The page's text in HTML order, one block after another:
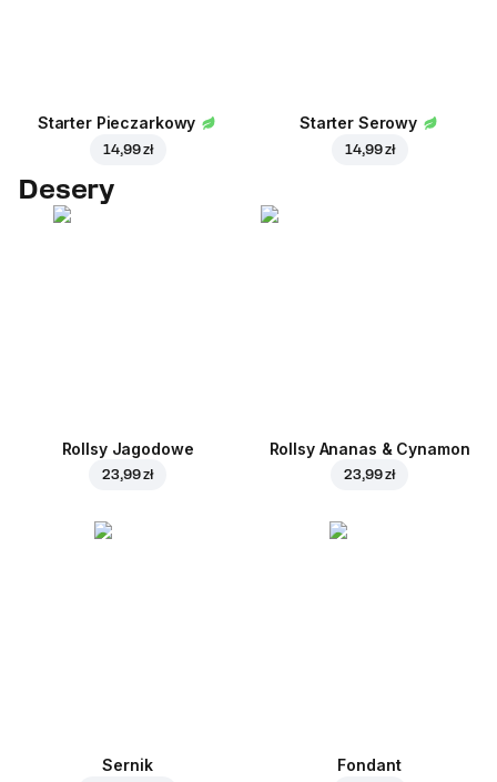
Starter Pieczarkowy
14,99 zł
Starter Serowy
14,99 zł
Desery
Rollsy Jagodowe
23,99 zł
Rollsy Ananas & Cynamon
23,99 zł
Sernik Fondant